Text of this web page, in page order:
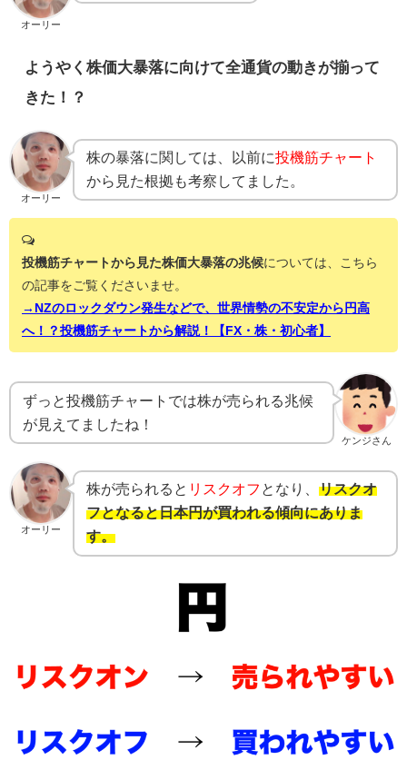
オーリー
ようやく株価大暴落に向けて全通貨の動きが揃って
きた！？
オーリー
株の暴落に関しては、以前に投機筋チャート
から見た根拠も考察してました。
投機筋チャートから見た株価大暴落の兆候については、こちら
の記事をご覧くださいませ。
→NZのロックダウン発生などで、世界情勢の不安定から円高
へ！？投機筋チャートから解説！【FX・株・初心者】
ケンジさん
ずっと投機筋チャートでは株が売られる兆候
が見えてましたね！
オーリー
株が売られると リスクオフ となり、 リスクオ
フとなると日本円が買われる傾向にありま
す。